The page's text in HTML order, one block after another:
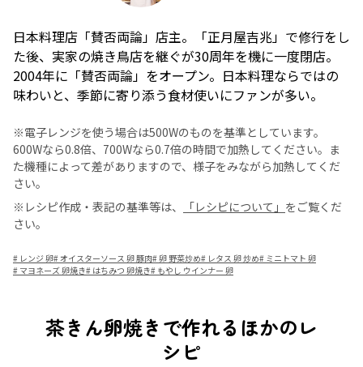
日本料理店「賛否両論」店主。「正月屋吉兆」で修行をし
た後、実家の焼き鳥店を継ぐが30周年を機に一度閉店。
2004年に「賛否両論」をオープン。日本料理ならではの
味わいと、季節に寄り添う食材使いにファンが多い。
※電子レンジを使う場合は500Wのものを基準としています。
600Wなら0.8倍、700Wなら0.7倍の時間で加熱してください。ま
た機種によって差がありますので、様子をみながら加熱してくだ
さい。
※レシピ作成・表記の基準等は、
「レシピについて」 をご覧くだ
さい。
# レンジ 卵#オイスターソース 卵 豚肉#卵 野菜炒め# レタス 卵 炒め# ミニトマト 卵
# マヨネーズ 卵焼き# はちみつ 卵焼き# もやし ウインナー 卵
茶きん卵焼きで作れるほかのレ
シピ